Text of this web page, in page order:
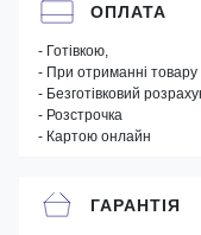
ОПЛАТА
- Готівкою,
- При отриманні товару
- Безготівковий
- Розстрочка
- Картою онлайн
ГАРАНТІЯ